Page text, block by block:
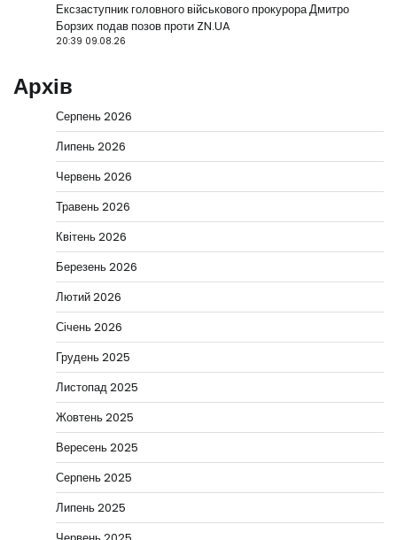
Ексзаступник головного військового прокурора Дмитро
Борзих подав позов проти ZN.UA
20:39 09.08.26
Архів
Серпень 2026
Липень 2026
Червень 2026
Травень 2026
Квітень 2026
Березень 2026
Лютий 2026
Січень 2026
Грудень 2025
Листопад 2025
Жовтень 2025
Вересень 2025
Серпень 2025
Липень 2025